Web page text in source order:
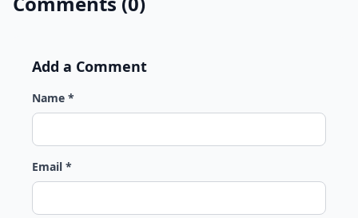
Add a Comment
Name *
Email *